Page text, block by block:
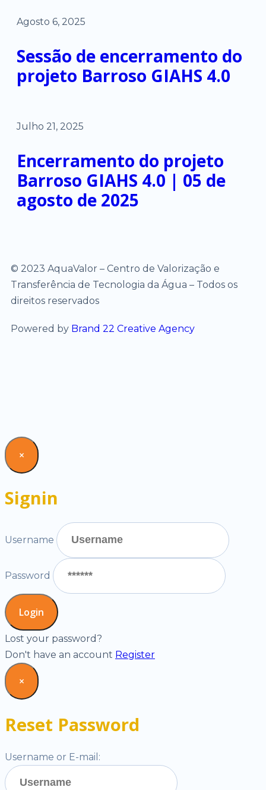
Agosto 6, 2025
Sessão de encerramento do
projeto Barroso GIAHS 4.0
Julho 21, 2025
Encerramento do projeto
Barroso GIAHS 4.0 | 05 de
agosto de 2025
© 2023 AquaValor – Centro de Valorização e
Transferência de Tecnologia da Água – Todos os
direitos reservados
Powered by Brand 22 Creative Agency
×
Signin
Username
Password
Lost your password?
Don't have an account Register
×
Reset Password
Username or E-mail: